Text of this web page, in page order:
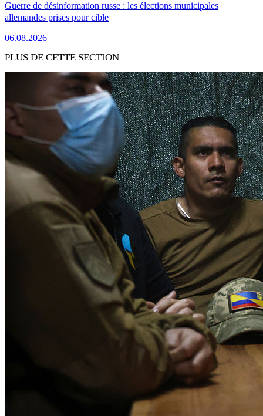
Guerre de désinformation russe : les élections municipales
allemandes prises pour cible
06.08.2026
PLUS DE CETTE SECTION